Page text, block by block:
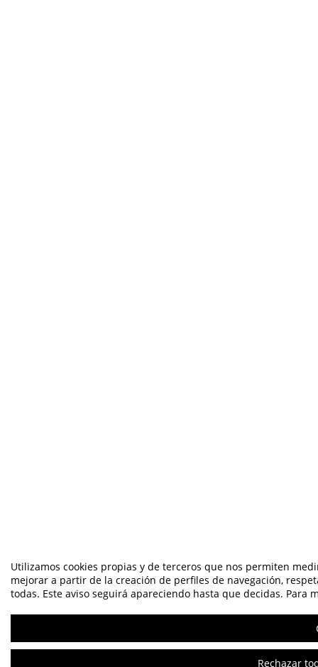
Utilizamos cookies propias y de terceros que nos permiten
mejorar a partir de la creación de perfiles de navegación,
todas. Este aviso seguirá apareciendo hasta que decidas.
Rechazar